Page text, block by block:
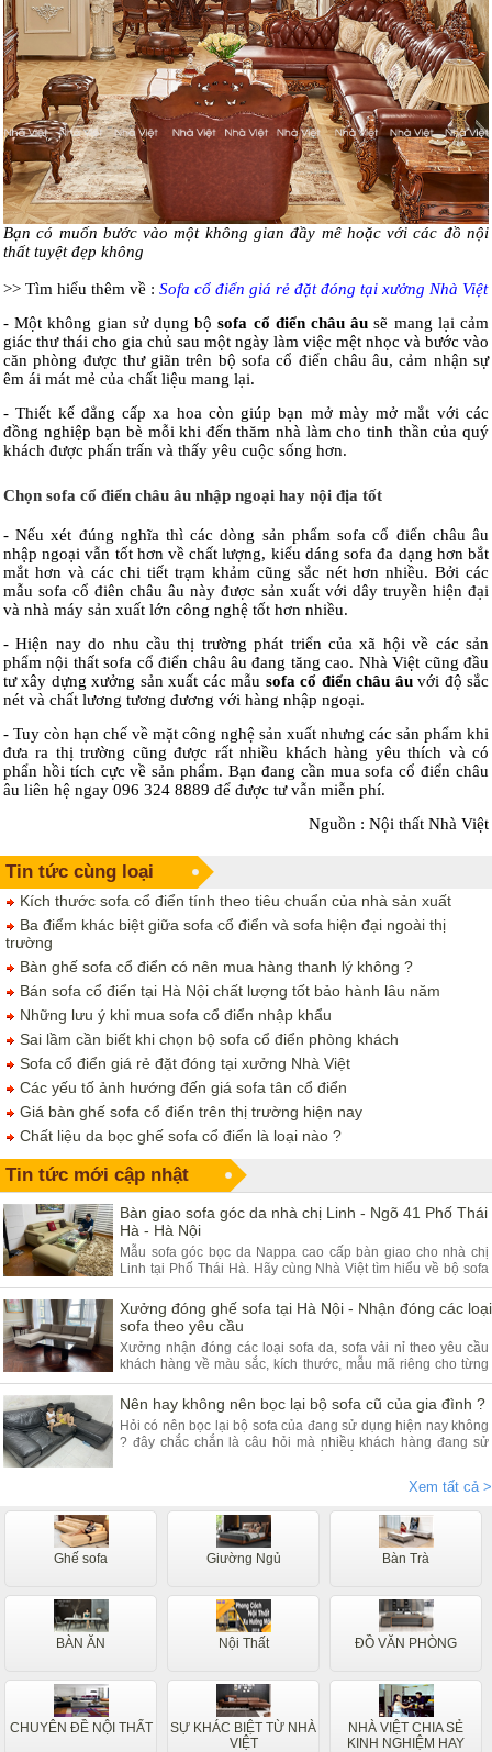
Bạn có muốn bước vào một không gian đầy mê hoặc với các đồ nội
thất tuyệt đẹp không
>> Tìm hiểu thêm về : Sofa cổ điển giá rẻ đặt đóng tại xưởng Nhà Việt
- Một không gian sử dụng bộsofa cổ điển châu âu sẽ mang lại cảm
giác thư thái cho gia chủ sau một ngày làm việc mệt nhọc và bước vào
căn phòng được thư giãn trên bộ sofa cổ điển châu âu, cảm nhận sự
êm ái mát mẻ của chất liệu mang lại.
- Thiết kế đẳng cấp xa hoa còn giúp bạn mở mày mở mắt với các
đồng nghiệp bạn bè mỗi khi đến thăm nhà làm cho tinh thần của quý
khách được phấn trấn và thấy yêu cuộc sống hơn.
Chọn sofa cổ điển châu âu nhập ngoại hay nội địa tốt
- Nếu xét đúng nghĩa thì các dòng sản phẩm sofa cổ điển châu âu
nhập ngoại vẫn tốt hơn về chất lượng, kiểu dáng sofa đa dạng hơn bắt
mắt hơn và các chi tiết trạm khảm cũng sắc nét hơn nhiều. Bởi các
mẫu sofa cổ điên châu âu này được sản xuất với dây truyền hiện đại
và nhà máy sản xuất lớn công nghệ tốt hơn nhiều.
- Hiện nay do nhu cầu thị trường phát triển của xã hội về các sản
phẩm nội thất sofa cổ điển châu âu đang tăng cao. Nhà Việt cũng đầu
tư xây dựng xưởng sản xuất các mẫu sofa cổ điển châu âuvới độ sắc
nét và chất lương tương đương với hàng nhập ngoại.
- Tuy còn hạn chế về mặt công nghệ sản xuất nhưng các sản phẩm khi
đưa ra thị trường cũng được rất nhiều khách hàng yêu thích và có
phẩn hồi tích cực về sản phẩm. Bạn đang cần mua sofa cổ điển châu
âu liên hệ ngay 096 324 8889 để được tư vẫn miễn phí.
Nguồn : Nội thất Nhà Việt
Tin tức cùng loại
Kích thước sofa cổ điển tính theo tiêu chuẩn của nhà sản xuất
Ba điểm khác biệt giữa sofa cổ điển và sofa hiện đại ngoài thị
trường
Bàn ghế sofa cổ điển có nên mua hàng thanh lý không ?
Bán sofa cổ điển tại Hà Nội chất lượng tốt bảo hành lâu năm
Những lưu ý khi mua sofa cổ điển nhập khẩu
Sai lầm cần biết khi chọn bộ sofa cổ điển phòng khách
Sofa cổ điển giá rẻ đặt đóng tại xưởng Nhà Việt
Các yếu tố ảnh hướng đến giá sofa tân cổ điển
Giá bàn ghế sofa cổ điển trên thị trường hiện nay
Chất liệu da bọc ghế sofa cổ điển là loại nào ?
Tin tức mới cập nhật
Bàn giao sofa góc da nhà chị Linh - Ngõ 41 Phố Thái
Hà - Hà Nội
Mẫu sofa góc bọc da Nappa cao cấp bàn giao cho nhà chị
Linh tại Phố Thái Hà. Hãy cùng Nhà Việt tìm hiểu về bộ sofa
góc da và ưu điểm của sản phẩm.
Xưởng đóng ghế sofa tại Hà Nội - Nhận đóng các loại
sofa theo yêu cầu
Xưởng nhận đóng các loại sofa da, sofa vải nỉ theo yêu cầu
khách hàng về màu sắc, kích thước, mẫu mã riêng cho từng
khách hàng. Quý khách đang có nhu cầu tìm xưởng sofa hãy
tham khảo bài viết dưới đây.
Nên hay không nên bọc lại bộ sofa cũ của gia đình ?
Hỏi có nên bọc lại bộ sofa của đang sử dụng hiện nay không
? đây chắc chắn là câu hỏi mà nhiều khách hàng đang sử
Xem tất cả >
Ghế sofa Giường Ngủ Bàn Trà
BÀN ĂN Nội Thất ĐỒ VĂN PHÒNG
CHUYÊN ĐỀ NỘI THẤT
SỰ KHÁC BIỆT TỪ NHÀ
VIỆT
NHÀ VIỆT CHIA SẺ
KINH NGHIỆM HAY